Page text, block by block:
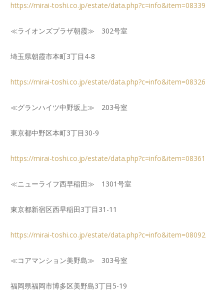
https://mirai-toshi.co.jp/estate/data.php?c=info&item=08339
≪ライオンズプラザ朝霞≫ 302号室
埼玉県朝霞市本町3丁目4-8
https://mirai-toshi.co.jp/estate/data.php?c=info&item=08326
≪グランハイツ中野坂上≫ 203号室
東京都中野区本町3丁目30-9
https://mirai-toshi.co.jp/estate/data.php?c=info&item=08361
≪ニューライフ西早稲田≫ 1301号室
東京都新宿区西早稲田3丁目31-11
https://mirai-toshi.co.jp/estate/data.php?c=info&item=08092
≪コアマンション美野島≫ 303号室
福岡県福岡市博多区美野島3丁目5-19